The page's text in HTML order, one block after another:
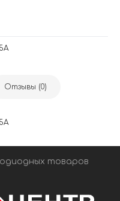
Отзывы (0)
товаров